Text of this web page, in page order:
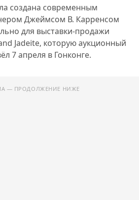
создана современным
Джеймсом В. Карренсом
для выставки-продажи
Jadeite, которую аукционный
7 апреля в Гонконге.
— ПРОДОЛЖЕНИЕ НИЖЕ